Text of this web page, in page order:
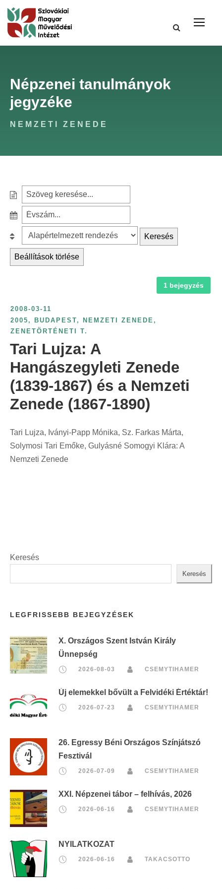
Népzenei tanulmányok
jegyzéke
NEMZETI ZENEDE
e
c
h
:
z
é
v
s
z
á
s
z
e
e
s
l
á
:
Keresés
Beállítások törlése
1 bejegyzés
2008-03-11
2005 , BUDAPEST, NEMZETI ZENEDE ,
ZENETÖRTÉNETI T.
Tari Lujza: A
Hangászegyleti Zenede
(1839-1867) és a Nemzeti
Zenede (1867-1890)
Tari Lujza, Iványi-Papp Mónika, Sz. Farkas Márta,
Solymosi Tari Emőke, Gulyásné Somogyi Klára: A
Nemzeti Zenede
Keresés
Keresés
LEGFRISSEBB BEJEGYZÉSEK
X. Országos Szent István Király
Ünnepség
2026-08-03 CSEMYTIHAMER
Új elemekkel bővült a Felvidéki Értéktár!
2026-07-23 CSEMYTIHAMER
26. Egressy Béni Országos Színjátszó
Fesztivál
2026-07-09 CSEMYTIHAMER
XXI. Népzenei tábor – felhívás, 2026
2026-06-16 CSEMYTIHAMER
NYILATKOZAT
2026-06-16 TAKACSOTTO